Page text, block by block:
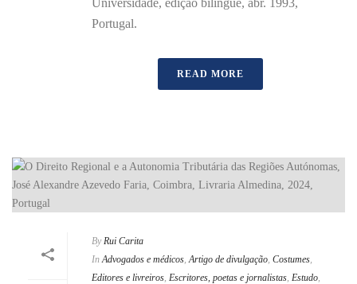
Universidade, edição bilingue, abr. 1993,
Portugal.
READ MORE
By Rui Carita
In Advogados e médicos,Artigo de divulgação, Costumes,
Editores e livreiros, Escritores, poetas e jornalistas, Estudo,